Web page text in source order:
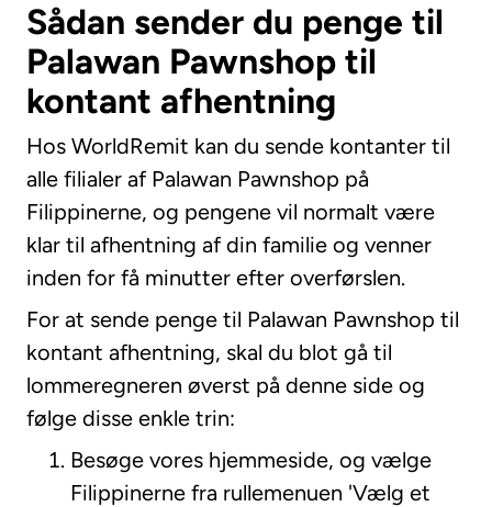
Sådan sender du penge til
Palawan Pawnshop til
kontant afhentning
Hos WorldRemit kan du sende kontanter til
alle filialer af Palawan Pawnshop på
Filippinerne, og pengene vil normalt være
klar til afhentning af din familie og venner
inden for få minutter efter overførslen.
For at sende penge til Palawan Pawnshop til
kontant afhentning, skal du blot gå til
lommeregneren øverst på denne side og
følge disse enkle trin:
Besøge vores hjemmeside, og vælge
Filippinerne fra rullemenuen 'Vælg et